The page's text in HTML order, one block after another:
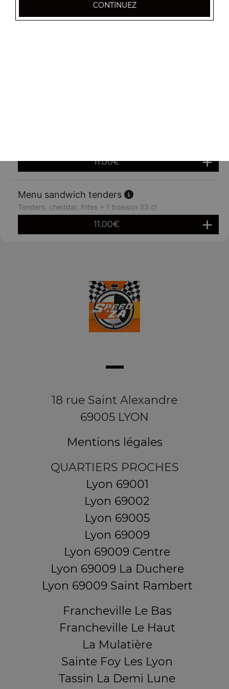
Menu sandwich américain
Steak haché, cheddar, frites + 1 boisson 33 cl
11.00€
Menu sandwich tenders
Tenders, cheddar, frites + 1 boisson 33 cl
11.00€
18 rue Saint Alexandre
69005 LYON
Mentions légales
QUARTIERS PROCHES
Lyon 69001
Lyon 69002
Lyon 69005
Lyon 69009
Lyon 69009 Centre
Lyon 69009 La Duchere
Lyon 69009 Saint Rambert
Francheville Le Bas
Francheville Le Haut
La Mulatière
Sainte Foy Les Lyon
Tassin La Demi Lune
CONTINUEZ